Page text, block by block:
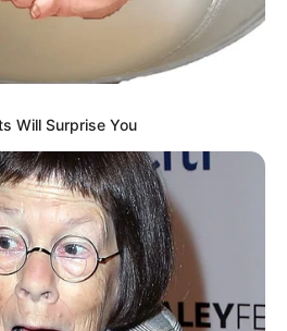
Online &
Auto
Bahan
Will Surprise You